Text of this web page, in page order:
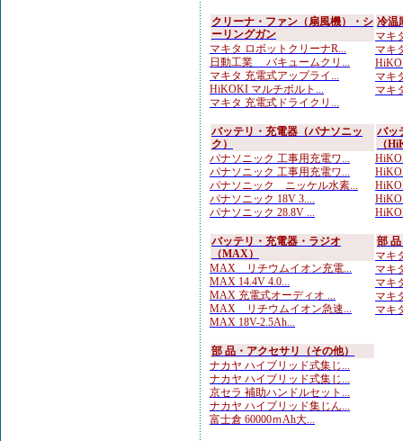
クリーナ・ファン（扇風機）・シ
ーリングガン
マキタ ロボットクリーナR...
日動工業 バキュームクリ...
マキタ 充電式アップライ...
HiKOKI マルチボルト...
マキタ 充電式ドライクリ...
冷温
マキ
マキ
マキ
マキ
バッテリ・充電器（パナソニッ
ク）
パナソニック 工事用充電ワ...
パナソニック 工事用充電ワ...
パナソニック ニッケル水素...
パナソニック 18V 3....
パナソニック 28.8V ...
バッ
（
バッテリ・充電器・ラジオ
（MAX）
MAX リチウムイオン充電...
MAX 14.4V 4.0...
MAX 充電式オーディオ ...
MAX リチウムイオン急速...
MAX 18V-2.5Ah...
部
マキ
マキ
マキ
マキ
マキ
部 品・アクセサリ（その他）
ナカヤ ハイブリッド式集じ...
ナカヤ ハイブリッド式集じ...
京セラ 補助ハンドルセット...
ナカヤ ハイブリッド集じん...
富士倉 60000ｍAh大...